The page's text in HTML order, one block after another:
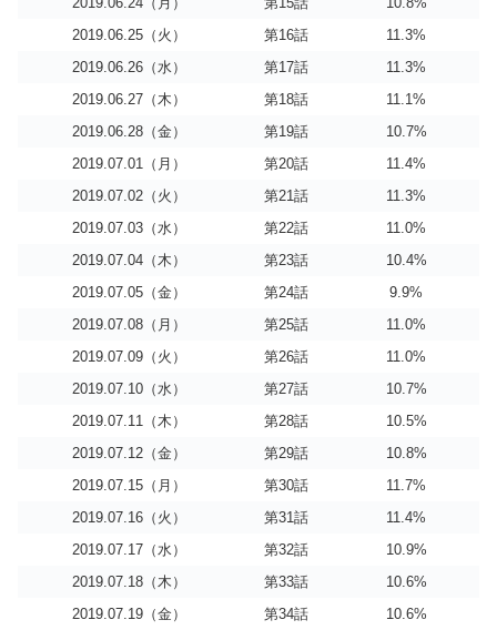
2019.06.25（火）
第16話
11.3%
2019.06.26（水）
第17話
11.3%
2019.06.27（木）
第18話
11.1%
2019.06.28（金）
第19話
10.7%
2019.07.01（月）
第20話
11.4%
2019.07.02（火）
第21話
11.3%
2019.07.03（水）
第22話
11.0%
2019.07.04（木）
第23話
10.4%
2019.07.05（金）
第24話
9.9%
2019.07.08（月）
第25話
11.0%
2019.07.09（火）
第26話
11.0%
2019.07.10（水）
第27話
10.7%
2019.07.11（木）
第28話
10.5%
2019.07.12（金）
第29話
10.8%
2019.07.15（月）
第30話
11.7%
2019.07.16（火）
第31話
11.4%
2019.07.17（水）
第32話
10.9%
2019.07.18（木）
第33話
10.6%
2019.07.19（金）
第34話
10.6%